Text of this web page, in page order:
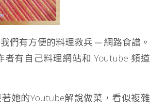
們有方便的料理救兵 ─ 網路食譜。
有自己料理網站和 Youtube 頻道
她的Youtube解說做菜，看似複雜